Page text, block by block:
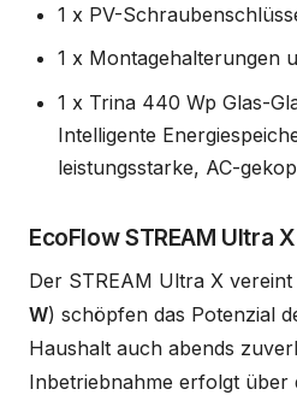
1 x PV-
1 x Montagehalterungen
1 x Trina 440 Wp Glas-
Intelligente
leistungsstarke, AC-
EcoFlow STREAM Ultra
Der STREAM Ultra X
W) schöpfen das Potenzial
Haushalt auch abends
Inbetriebnahme erfolgt über